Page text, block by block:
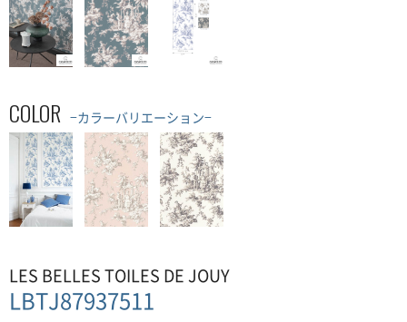
COLOR −カラーバリエーション−
LES BELLES TOILES DE JOUY
LBTJ87937511